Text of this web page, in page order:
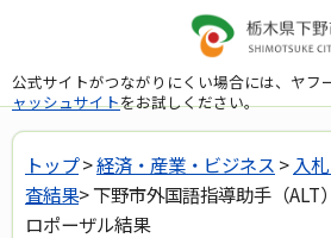
公式サイトがつながりにくい場合には、ヤフ
ャッシュサイトをお試しください。
トップ>経済・産業・ビジネス > 入
査結果> 下野市外国語指導助手（ALT
ロポーザル結果